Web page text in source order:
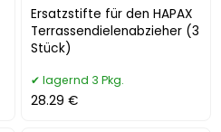
Ersatzstifte für den HAPAX
Terrassendielenabzieher (3
Stück)
lagernd 3 Pkg.
28.29 €